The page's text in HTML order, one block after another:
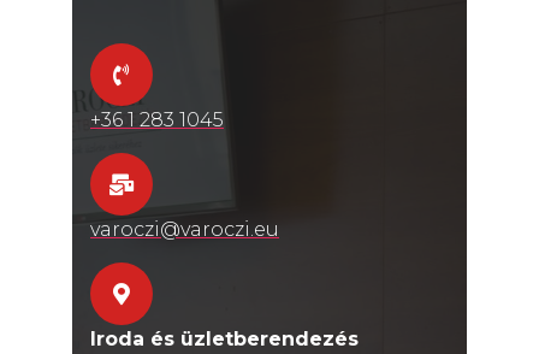
+36 1 283 1045
varoczi@varoczi.eu
Iroda és üzletberendezés